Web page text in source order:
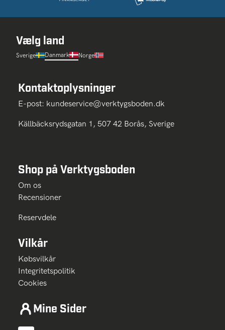
Vælg land
Sverige Danmark Norge
Kontaktoplysninger
E-post: kundeservice@verktygsboden.dk
Källbäcksrydsgatan 1, 507 42 Borås, Sverige
Shop på Verktygsboden
Om os
Recensioner
Reservdele
Vilkår
Købsvilkår
Integritetspolitik
Cookies
Mine Sider